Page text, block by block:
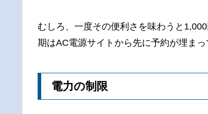
むしろ、一度その便利さを味わうと
期はAC電源サイトから先に予約が埋まっ
電力の制限